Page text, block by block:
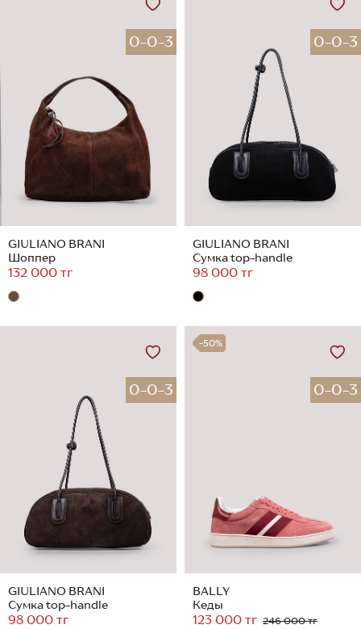
0-0-3
GIULIANO BRANI
Шоппер
132 000 тг
0-0-3
GIULIANO BRANI
Сумка top-handle
98 000 тг
0-0-3
GIULIANO BRANI
Сумка top-handle
98 000 тг
-50%
0-0-3
BALLY
Кеды
123 000 тг 246 000 тг